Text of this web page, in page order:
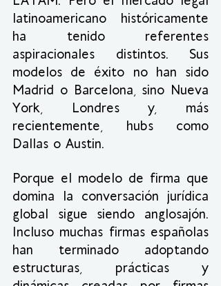
latinoamericano históricamente
ha tenido referentes
aspiracionales distintos. Sus
modelos de éxito no han sido
Madrid o Barcelona, sino Nueva
York, Londres y, más
recientemente, hubs como
Dallas o Austin.
Porque el modelo de firma que
domina la conversación jurídica
global sigue siendo anglosajón.
Incluso muchas firmas españolas
han terminado adoptando
estructuras, prácticas y